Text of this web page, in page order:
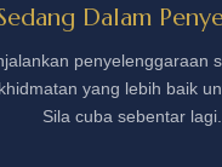
Dalam
penyelenggaraan
yang lebih baik
Sila cuba sebentar lagi.